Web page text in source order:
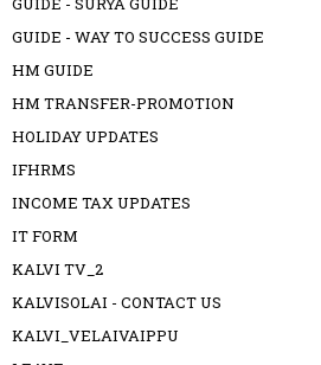
GUIDE - WAY TO SUCCESS GUIDE
HM GUIDE
HM TRANSFER-PROMOTION
HOLIDAY UPDATES
IFHRMS
INCOME TAX UPDATES
IT FORM
KALVI TV_2
KALVISOLAI - CONTACT US
KALVI_VELAIVAIPPU